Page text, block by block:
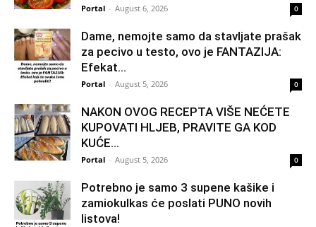
Portal - August 6, 2026 0
Dame, nemojte samo da stavljate prašak
za pecivo u testo, ovo je FANTAZIJA:
Efekat...
Portal - August 5, 2026 0
NAKON OVOG RECEPTA VIŠE NEĆETE
KUPOVATI HLJEB, PRAVITE GA KOD
KUĆE…
Portal - August 5, 2026 0
Potrebno je samo 3 supene kašike i
zamiokulkas će poslati PUNO novih
listova!